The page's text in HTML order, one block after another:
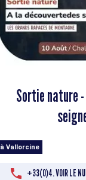
Sortie nature
à Vallorcine
+33(0)4. VOIR LE